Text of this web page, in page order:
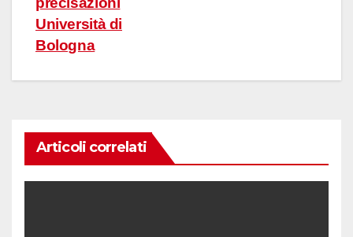
Università di
Bologna
Articoli correlati